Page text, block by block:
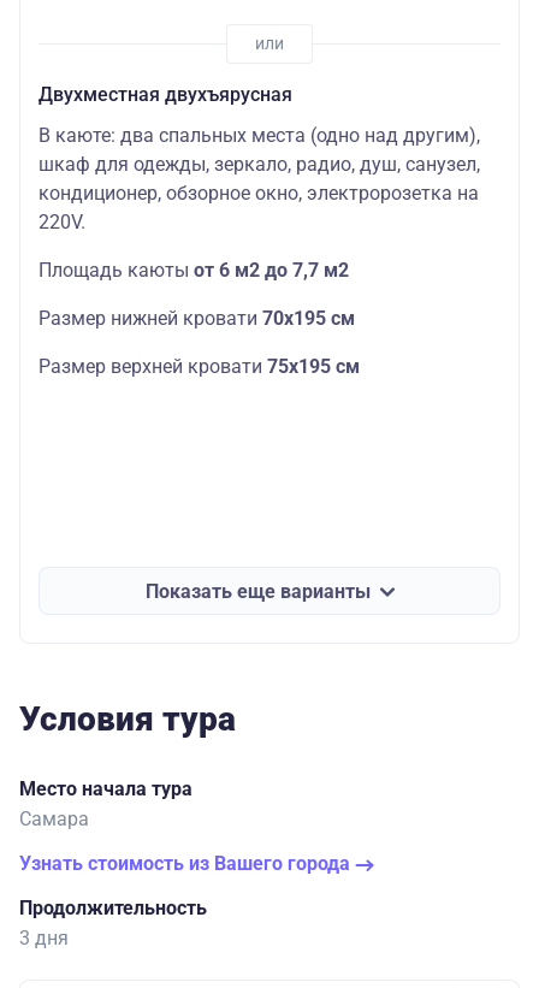
Двухместная двухъярусная
В каюте: два спальных места (одно над другим),
шкаф для одежды, зеркало, радио, душ, санузел,
кондиционер, обзорное окно, электророзетка на
220V.
Площадь каюты от 6 м2 до 7,7 м2
Размер нижней кровати 70х195 см
Размер верхней кровати 75х195 см
Показать еще варианты
Условия тура
Место начала тура
Самара
Узнать стоимость из Вашего города
Продолжительность
3 дня